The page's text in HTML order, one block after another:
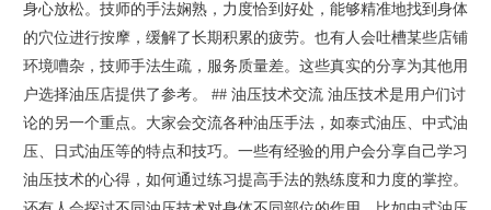
身心放松。技师的手法娴熟，力度恰到好处，能够精准地找到身体
的穴位进行按摩，缓解了长期积累的疲劳。也有人会吐槽某些店铺
环境嘈杂，技师手法生疏，服务质量差。这些真实的分享为其他用
户选择油压店提供了参考。 ## 油压技术交流 油压技术是用户们讨
论的另一个重点。大家会交流各种油压手法，如泰式油压、中式油
压、日式油压等的特点和技巧。一些有经验的用户会分享自己学习
油压技术的心得，如何通过练习提高手法的熟练度和力度的掌控。